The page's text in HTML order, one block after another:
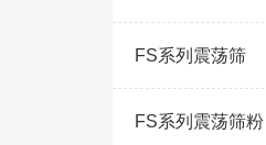
FS系列震荡筛
FS系列震荡筛粉